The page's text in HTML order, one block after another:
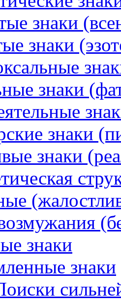
знаки
знаки
знаки
знаки
знаки
знаки
знаки